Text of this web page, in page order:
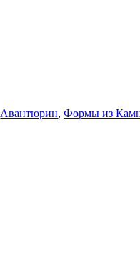
Авантюрин,Формы из